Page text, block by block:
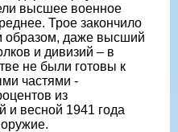
высшее военное
Трое закончило
образом, даже высший
и дивизий – в
не были готовы к
частями -
из
и весной 1941 года